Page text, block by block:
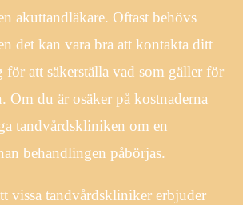
akuttandläkare. Oftast behövs
det kan vara bra att kontakta ditt
för att säkerställa vad som gäller för
Om du är osäker på kostnaderna
tandvårdskliniken om en
behandlingen påbörjas.
vissa tandvårdskliniker erbjuder